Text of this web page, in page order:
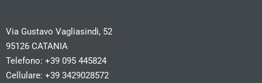
Via Gustavo Vagliasindi, 52
95126 CATANIA
Telefono: +39 095 445824
Cellulare: +39 3429028572